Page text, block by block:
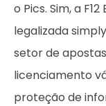
o Pics. Sim, a
legalizada
setor de
licenciamento
proteção de